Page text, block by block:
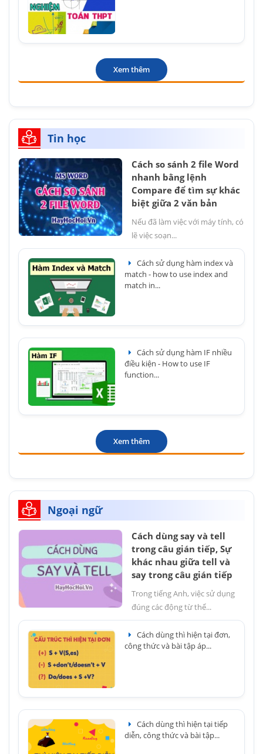
Xem thêm
Tin học
Cách so sánh 2 file Word
nhanh bằng lệnh
Compare để tìm sự khác
biệt giữa 2 văn bản
Nếu đã làm việc với máy tính, có
lẽ việc soạn...
Cách sử dụng hàm index và
match - how to use index and
match in...
Cách sử dụng hàm IF nhiều
điều kiện - How to use IF
function...
Xem thêm
Ngoại ngữ
Cách dùng say và tell
trong câu gián tiếp, Sự
khác nhau giữa tell và
say trong câu gián tiếp
Trong tiếng Anh, việc sử dụng
đúng các động từ thể...
Cách dùng thì hiện tại đơn,
công thức và bài tập áp...
Cách dùng thì hiện tại tiếp
diễn, công thức và bài tập...